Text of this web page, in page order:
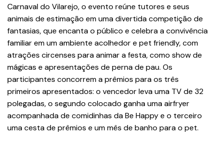
Carnaval do Vilarejo, o evento reúne tutores e seus
animais de estimação em uma divertida competição de
fantasias, que encanta o público e celebra a convivência
familiar em um ambiente acolhedor e pet friendly, com
atrações circenses para animar a festa, como show de
mágicas e apresentações de perna de pau. Os
participantes concorrem a prêmios para os três
primeiros apresentados: o vencedor leva uma TV de 32
polegadas, o segundo colocado ganha uma airfryer
acompanhada de comidinhas da Be Happy e o terceiro
uma cesta de prêmios e um mês de banho para o pet.